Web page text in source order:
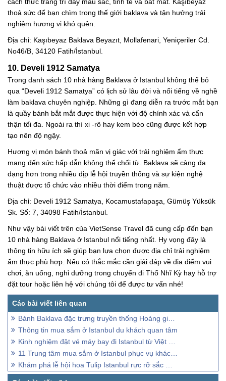
thoả sức để bạn chìm trong thế giới baklava và tận hưởng trải
nghiệm hương vị khó quên.
Địa chỉ: Kaşıbeyaz Baklava Beyazıt, Mollafenari, Yeniçeriler Cd.
No46/B, 34120 Fatih/İstanbul.
10. Develi 1912 Samatya
Trong danh sách 10 nhà hàng Baklava ở Istanbul không thể bỏ
qua “Develi 1912 Samatya” có lịch sử lâu đời và nổi tiếng về nghề
làm baklava chuyên nghiệp. Những gì đang diễn ra trước mắt bạn
là quầy bánh bắt mắt được thực hiện với độ chính xác và cẩn
thận tối đa. Ngoài ra thì xi -rô hay kem béo cũng được kết hợp
tạo nên độ ngậy.
Hương vị món bánh thoả mãn vị giác với trải nghiệm ẩm thực
mang đến sức hấp dẫn không thể chối từ. Baklava sẽ càng đa
dạng hơn trong nhiều dịp lễ hội truyền thống và sự kiện nghệ
thuật được tổ chức vào nhiều thời điểm trong năm.
Địa chỉ: Develi 1912 Samatya, Kocamustafapaşa, Gümüş Yüksük
Sk. Số: 7, 34098 Fatih/İstanbul.
Như vậy bài viết trên của VietSense Travel đã cung cấp đến bạn
10 nhà hàng Baklava ở Istanbul nổi tiếng nhất. Hy vọng đây là
thông tin hữu ích sẽ giúp bạn lựa chọn được địa chỉ trải nghiệm
ẩm thực phù hợp. Nếu có thắc mắc cần giải đáp về địa điểm vui
chơi, ăn uống, nghỉ dưỡng trong chuyến đi Thổ Nhĩ Kỳ hay hỗ trợ
đặt tour hoặc liên hệ với chúng tôi để được tư vấn nhé!
Bánh Baklava đặc trưng truyền thống Hoàng gia xứ Thổ
Thông tin mua sắm ở Istanbul du khách quan tâm
Kinh nghiệm đặt vé máy bay đi Istanbul từ Việt Nam
11 Trung tâm mua sắm ở Istanbul phục vụ khách du lịch
Khám phá lễ hội hoa Tulip Istanbul rực rỡ sắc màu tại Thổ Nhĩ Kỳ